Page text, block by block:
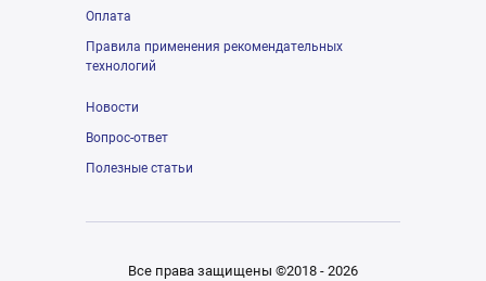
Оплата
Правила применения рекомендательных
технологий
Новости
Вопрос-ответ
Полезные статьи
Все права защищены ©2018 - 2026